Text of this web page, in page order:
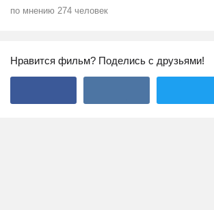
по мнению 274 человек
Нравится фильм? Поделись с друзьями!